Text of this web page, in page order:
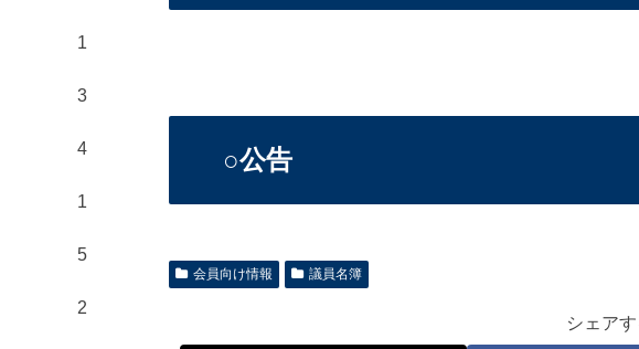
○公告
会員向け情報 議員名簿
シェア
1
3
4
1
5
2